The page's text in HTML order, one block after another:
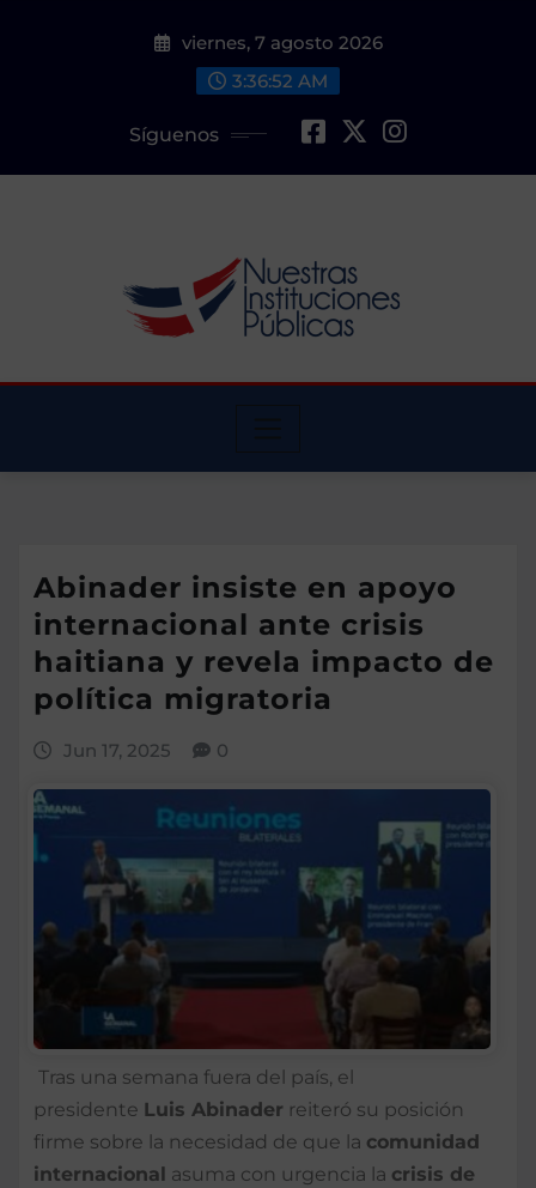
viernes, 7 agosto 2026
3:36:54 AM
Síguenos
Abinader insiste en apoyo
internacional ante crisis
haitiana y revela impacto de
política migratoria
Jun 17, 2025 0
Tras una semana fuera del país, el
presidente Luis Abinader reiteró su posición
firme sobre la necesidad de que la comunidad
internacional asuma con urgencia la crisis de